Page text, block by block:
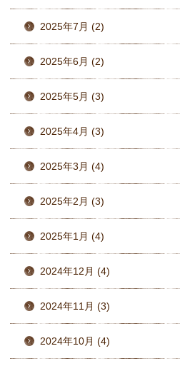
2025年7月 (2)
2025年6月 (2)
2025年5月 (3)
2025年4月 (3)
2025年3月 (4)
2025年2月 (3)
2025年1月 (4)
2024年12月 (4)
2024年11月 (3)
2024年10月 (4)